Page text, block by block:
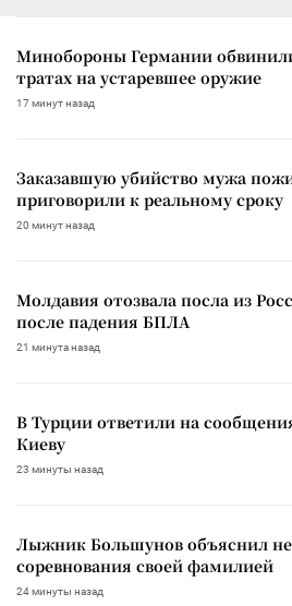
Минобороны Германии
тратах на устаревшее оружие
17 минут назад
Заказавшую убийство мужа
приговорили к реальному сроку
20 минут назад
Молдавия отозвала посла из
после падения БПЛА
21 минута назад
В Турции ответили на
Киеву
23 минуты назад
Лыжник Большунов объяснил
соревнования своей фамилией
24 минуты назад